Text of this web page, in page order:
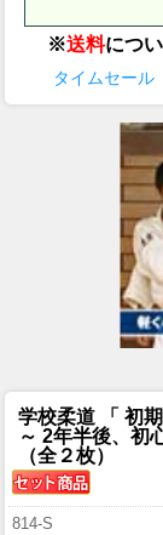
※送料につい
タイムセール
学校柔道 「 初
～ 2年半後、初
（全２枚）
814-S